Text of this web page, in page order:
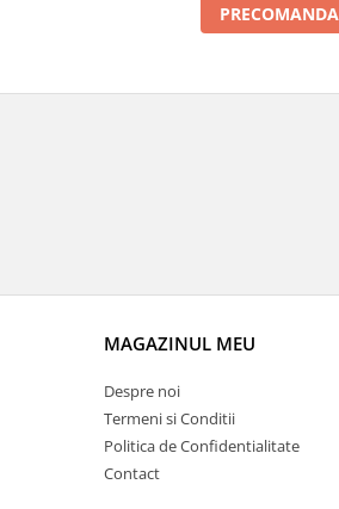
PRECOMANDA
MAGAZINUL MEU
Despre noi
Termeni si Conditii
Politica de Confidentialitate
Contact